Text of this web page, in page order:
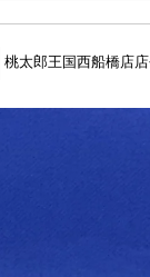
桃太郎王国西船橋店